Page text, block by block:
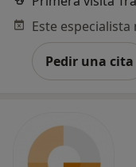
Pedir una cita